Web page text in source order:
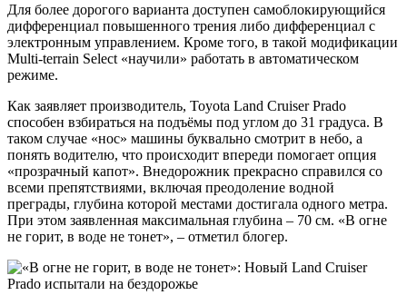
Для более дорогого варианта доступен самоблокирующийся
дифференциал повышенного трения либо дифференциал с
электронным управлением. Кроме того, в такой модификации
Multi-terrain Select «научили» работать в автоматическом
режиме.
Как заявляет производитель, Toyota Land Cruiser Prado
способен взбираться на подъёмы под углом до 31 градуса. В
таком случае «нос» машины буквально смотрит в небо, а
понять водителю, что происходит впереди помогает опция
«прозрачный капот». Внедорожник прекрасно справился со
всеми препятствиями, включая преодоление водной
преграды, глубина которой местами достигала одного метра.
При этом заявленная максимальная глубина – 70 см. «В огне
не горит, в воде не тонет», – отметил блогер.